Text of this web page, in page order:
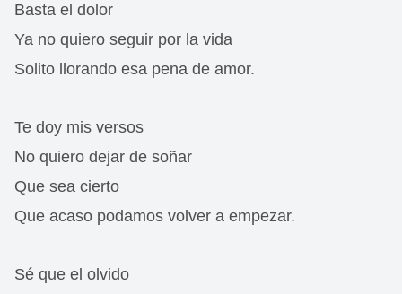
Basta el dolor
Ya no quiero seguir por la vida
Solito llorando esa pena de amor.
Te doy mis versos
No quiero dejar de soñar
Que sea cierto
Que acaso podamos volver a empezar.
Sé que el olvido